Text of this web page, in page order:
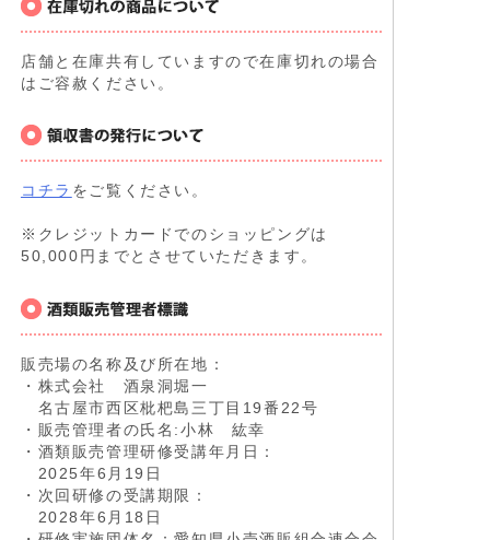
店舗と在庫共有していますので在庫切れの場合
はご容赦ください。
コチラ をご覧ください。
※クレジットカードでのショッピングは
50,000円までとさせていただきます。
販売場の名称及び所在地：
・株式会社 酒泉洞堀一
名古屋市西区枇杷島三丁目19番22号
・販売管理者の氏名:小林 紘幸
・酒類販売管理研修受講年月日：
2025年6月19日
・次回研修の受講期限：
2028年6月18日